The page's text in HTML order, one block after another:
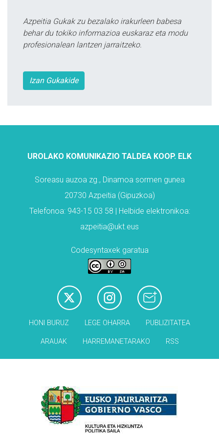
Azpeitia Gukak zu bezalako irakurleen babesa
behar du tokiko informazioa euskaraz eta modu
profesionalean lantzen jarraitzeko.
Izan Gukakide
UROLAKO KOMUNIKAZIO TALDEA KOOP. ELK
Soreasu auzoa zg., Dinamoa sormen gunea
20730 Azpeitia (Gipuzkoa)
Telefonoa: 943-15 03 58 | Helbide elektronikoa:
azpeitia@ukt.eus
Codesyntaxek garatua
HONI BURUZ LEGE OHARRA PUBLIZITATEA
ARAUAK HARREMANETARAKO RSS